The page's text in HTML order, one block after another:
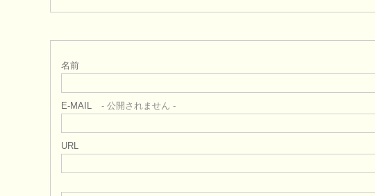
名前
E-MAIL - 公開されません -
URL